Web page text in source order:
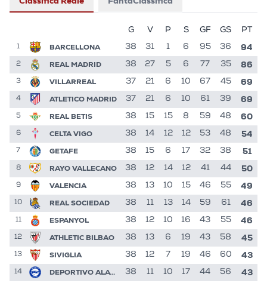
G V P S GF GS PT
1 BARCELLONA 38 31 1 6 95 36 94
2 REAL MADRID 38 27 5 6 77 35 86
3 VILLARREAL 37 21 6 10 67 45 69
4 ATLETICO MADRID 37 21 6 10 61 39 69
5 REAL BETIS 38 15 15 8 59 48 60
6 CELTA VIGO 38 14 12 12 53 48 54
7 GETAFE 38 15 6 17 32 38 51
8 RAYO VALLECANO 38 12 14 12 41 44 50
9 VALENCIA 38 13 10 15 46 55 49
10 REAL SOCIEDAD 38 11 13 14 59 61 46
11 ESPANYOL 38 12 10 16 43 55 46
12 ATHLETIC BILBAO 38 13 6 19 43 58 45
13 SIVIGLIA 38 12 7 19 46 60 43
14 DEPORTIVO ALAVES 38 11 10 17 44 56 43